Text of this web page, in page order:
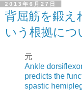
2013年6月27日
背屈筋を鍛え
いう根拠につ
元
Ankle
predicts the
spastic